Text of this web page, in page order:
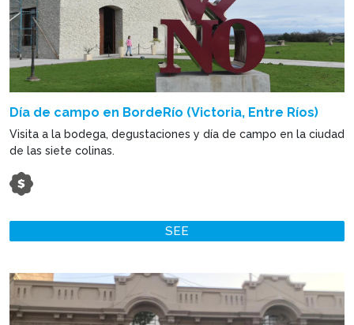
Día de campo en BordeRío (Victoria, Entre Ríos)
Visita a la bodega, degustaciones y día de campo en la ciudad
de las siete colinas.
SEE